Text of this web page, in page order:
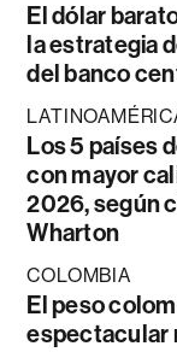
El dólar
la estrategia
del banco
Los 5 países
con mayor
2026, según
Wharton
COLOMBIA
El peso
espectacular